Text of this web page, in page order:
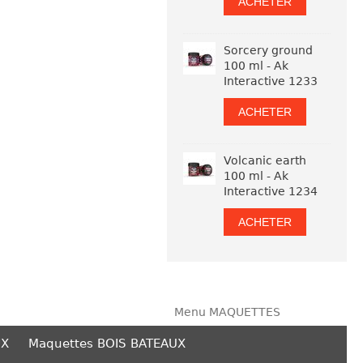
Sorcery ground
100 ml - Ak
Interactive 1233
ACHETER
Volcanic earth
100 ml - Ak
Interactive 1234
ACHETER
Menu MAQUETTES
Maquettes BOIS BATEAUX